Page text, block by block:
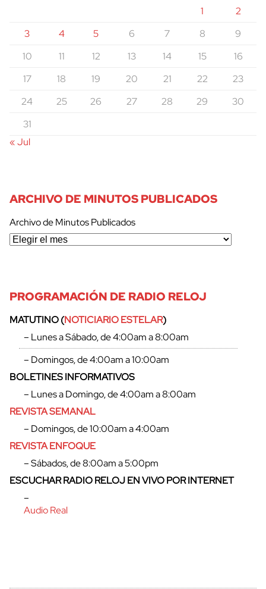
1
2
3
4 5 6 7 8
9
10
11 12 13 14 15
16
17
18 19 20 21 22
23
24
25 26 27 28 29
30
31
« Jul
ARCHIVO DE MINUTOS PUBLICADOS
Archivo de Minutos Publicados
PROGRAMACIÓN DE RADIO RELOJ
MATUTINO (NOTICIARIO ESTELAR)
– Lunes a Sábado, de 4:00am a 8:00am
– Domingos, de 4:00am a 10:00am
BOLETINES INFORMATIVOS
– Lunes a Domingo, de 4:00am a 8:00am
REVISTA SEMANAL
– Domingos, de 10:00am a 4:00am
REVISTA ENFOQUE
– Sábados, de 8:00am a 5:00pm
ESCUCHAR RADIO RELOJ EN VIVO POR INTERNET
–
Audio Real